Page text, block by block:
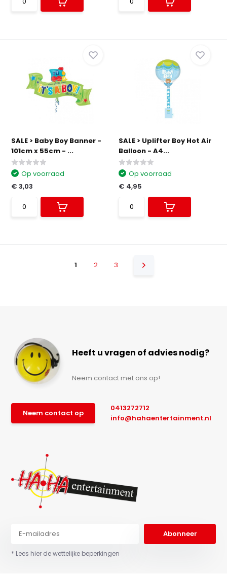
SALE > Baby Boy Banner -
101cm x 55cm - ...
Op voorraad
€ 3,03
SALE > Uplifter Boy Hot Air
Balloon - A4...
Op voorraad
€ 4,95
1 2 3
Heeft u vragen of advies nodig?
Neem contact met ons op!
Neem contact op
0413272712
info@hahaentertainment.nl
Abonneer
* Lees hier de wettelijke beperkingen